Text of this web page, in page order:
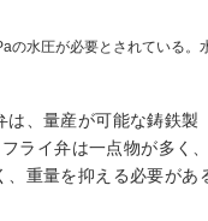
水圧が必要とされている
、量産が可能な鋳鉄
イ弁は一点物が多く
重量を抑える必要が